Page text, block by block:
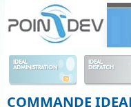
IDEAL
ADMINISTRATION
IDEAL
DISPATCH
COMMANDE
Panneau de gestion des